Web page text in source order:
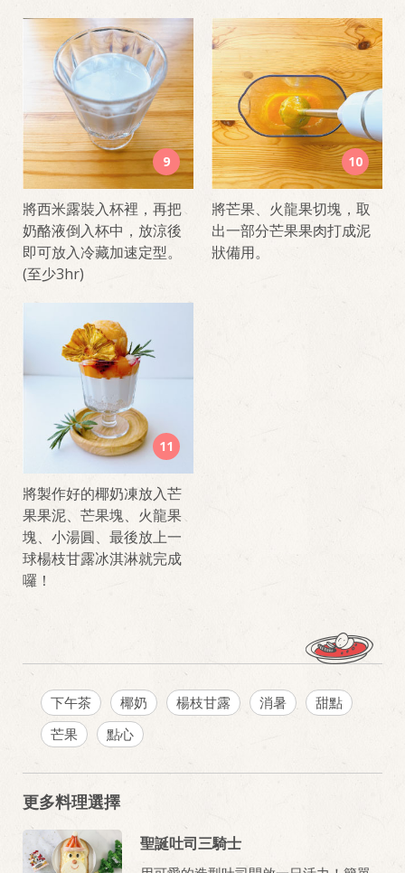
9
將西米露裝入杯裡，再把
奶酪液倒入杯中，放涼後
即可放入冷藏加速定型。
(至少3hr)
10
將芒果、火龍果切塊，取
出一部分芒果果肉打成泥
狀備用。
11
將製作好的椰奶凍放入芒
果果泥、芒果塊、火龍果
塊、小湯圓、最後放上一
球楊枝甘露冰淇淋就完成
囉！
下午茶 椰奶 楊枝甘露 消暑
甜點
芒果
點心
更多料理選擇
聖誕吐司三騎士